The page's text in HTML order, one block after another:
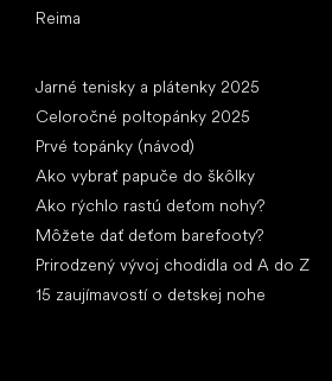
Reima
Jarné tenisky a plátenky 2025
Celoročné poltopánky 2025
Prvé topánky (návod)
Ako vybrať papuče do škôlky
Ako rýchlo rastú deťom nohy?
Môžete dať deťom barefooty?
Prirodzený vývoj chodidla od A do Z
15 zaujímavostí o detskej nohe